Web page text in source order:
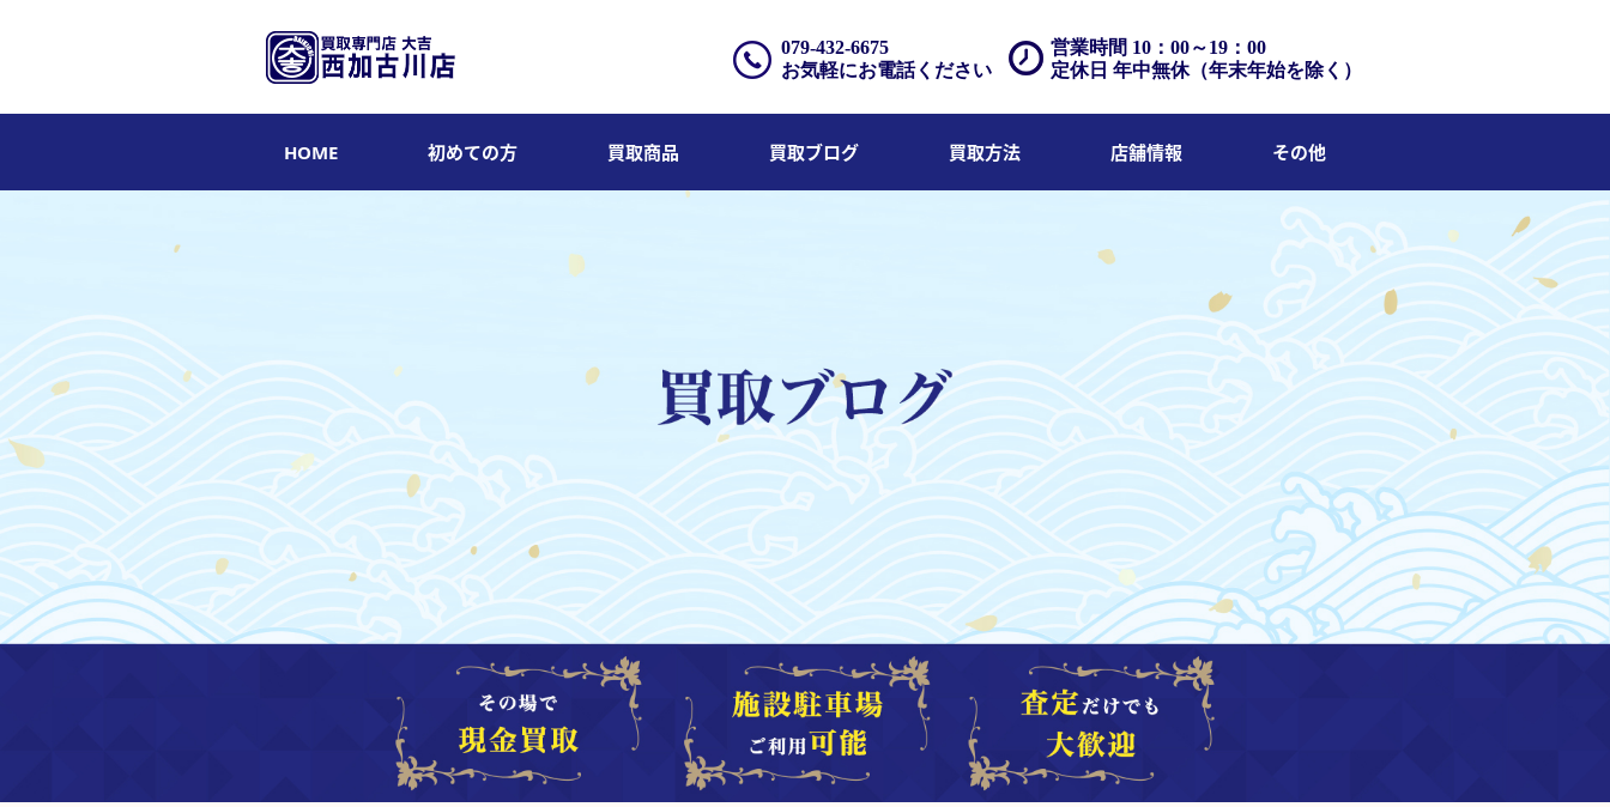
営業時間 10：00～19：00
定休日 年中無休（年末年始を除く）
079-432-6675
お気軽にお電話ください
HOME 初めての方 買取商品 買取ブログ 買取方法 店舗情報 その他